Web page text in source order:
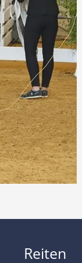
Reiten